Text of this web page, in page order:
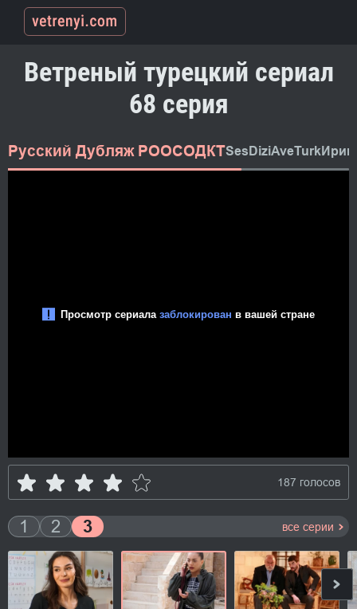
Ветреный турецкий сериал
68 серия
Русский Дубляж РООСОДКТSesDiziAveTurk
187 голосов
1 2 3 все серии